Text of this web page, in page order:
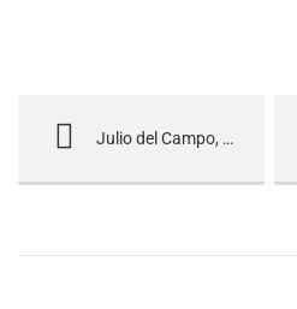
Julio del Campo, 16 • León